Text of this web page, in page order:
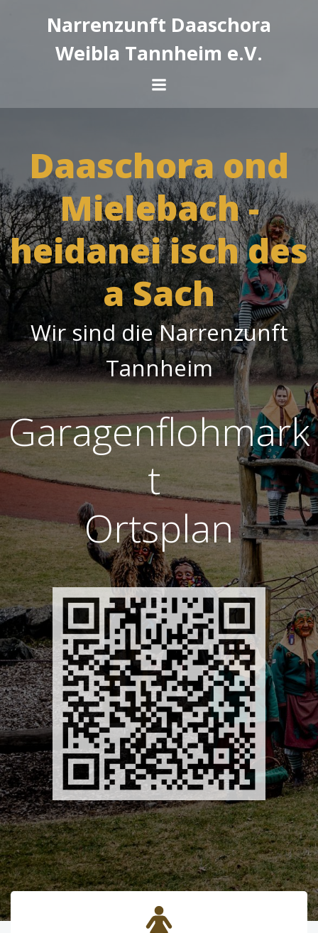
Inhalt
Narrenzunft Daaschora
Weibla Tannheim e.V.
Daaschora ond
Mielebach -
heidanei isch des
a Sach
Wir sind die Narrenzunft
Tannheim
Garagenflohmark
t
Ortsplan